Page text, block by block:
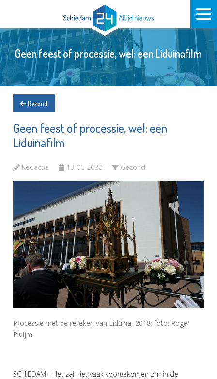
Geen feest of processie, wel: een Liduinafilm
Gezond
Geen feest of processie, wel: een
Liduinafilm
Redactie 13-06-2020 Gezond
Processie met de relieken van Liduina, 2018; foto: Roger
Pluijm
SCHIEDAM - Het zal niet vaak voorgekomen zijn in de